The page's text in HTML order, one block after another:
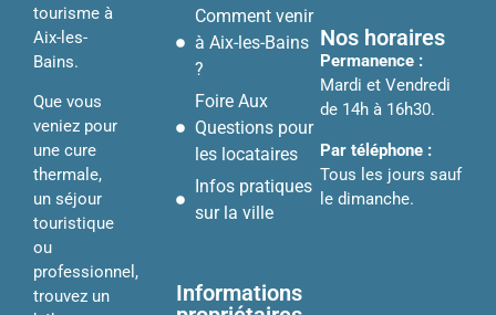
tourisme à
Aix-les-
Bains.
Que vous
veniez pour
une cure
thermale,
un séjour
touristique
ou
professionnel,
trouvez un
Comment venir
à Aix-les-Bains
?
Foire Aux
Questions pour
les locataires
Infos pratiques
sur la ville
Informations
Nos horaires
Permanence :
Mardi et Vendredi
de 14h à 16h30.
Par téléphone :
Tous les jours sauf
le dimanche.